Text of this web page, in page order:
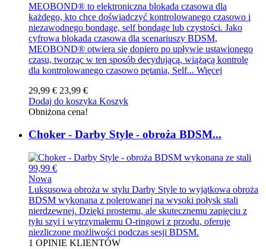
MEOBOND® to elektroniczna blokada czasowa dla
każdego, kto chce doświadczyć kontrolowanego czasowo i
niezawodnego bondage, self bondage lub czystości. Jako
cyfrowa blokada czasowa dla scenariuszy BDSM,
MEOBOND® otwiera się dopiero po upływie ustawionego
czasu, tworząc w ten sposób decydującą, wiążącą kontrolę
dla kontrolowanego czasowo pętania, Self... Więcej
29,99 € 23,99 €
Dodaj do koszyka Koszyk
Obniżona cena!
Choker - Darby Style - obroża BDSM...
99,99 €
Nowa
Luksusowa obroża w stylu Darby Style to wyjątkowa obroża
BDSM wykonana z polerowanej na wysoki połysk stali
nierdzewnej. Dzięki prostemu, ale skutecznemu zapięciu z
tyłu szyi i wytrzymałemu O-ringowi z przodu, oferuje
niezliczone możliwości podczas sesji BDSM.
1 OPINIE KLIENTÓW